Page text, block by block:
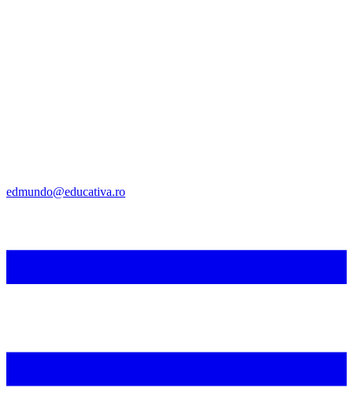
edmundo@educativa.ro